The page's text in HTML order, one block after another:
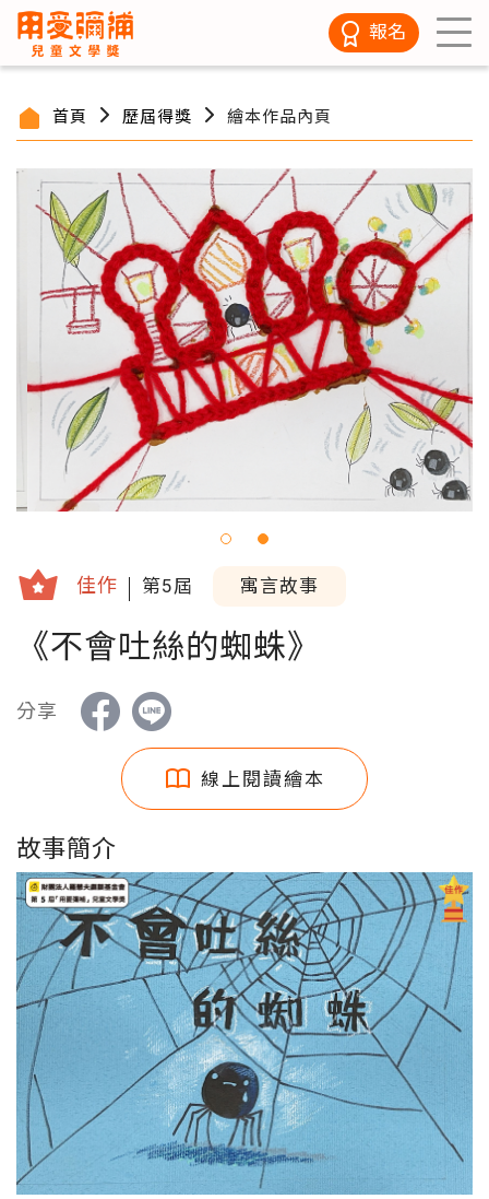
報名
首頁 歷屆得獎 繪本作品內頁
佳作 第5屆 寓言故事
《不會吐絲的蜘蛛》
分享
線上閱讀繪本
故事簡介